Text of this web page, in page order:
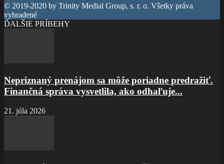
© 2019-2020 by Trinity Medial Group, s. r. o. Všetky práva
vyhradené
ĎALŠIE PRÍBEHY
Nepriznaný prenájom sa môže poriadne predražiť.
Finančná správa vysvetlila, ako odhaľuje...
21. júla 2026